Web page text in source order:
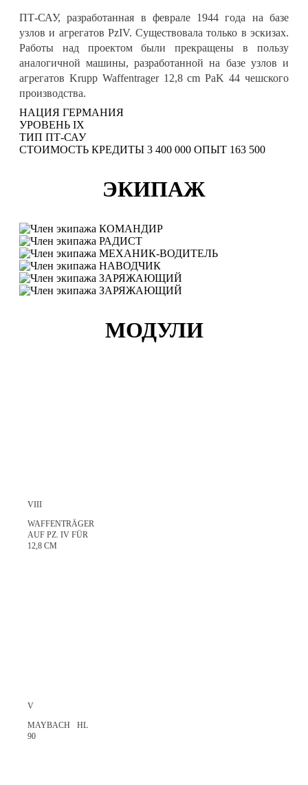
ПТ-САУ, разработанная в феврале 1944 года на базе
узлов и агрегатов PzIV. Существовала только в эскизах.
Работы над проектом были прекращены в пользу
аналогичной машины, разработанной на базе узлов и
агрегатов Krupp Waffentrager 12,8 cm PaK 44 чешского
производства.
НАЦИЯ ГЕРМАНИЯ
УРОВЕНЬ IX
ТИП ПТ-САУ
СТОИМОСТЬ КРЕДИТЫ 3 400 000 ОПЫТ 163 500
ЭКИПАЖ
КОМАНДИР
РАДИСТ
МЕХАНИК-ВОДИТЕЛЬ
НАВОДЧИК
ЗАРЯЖАЮЩИЙ
ЗАРЯЖАЮЩИЙ
МОДУЛИ
VIII
WAFFENTRÄGER
AUF PZ. IV FÜR
12,8 CM
V
MAYBACH HL
90